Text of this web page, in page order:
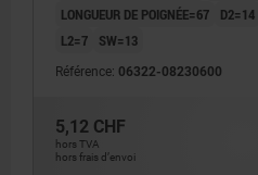
LONGUEUR DE POIGNÉE=67
D2=14
L2=7
SW=13
Référence: 06322-08230600
5,12 CHF
hors TVA
hors frais d’envoi